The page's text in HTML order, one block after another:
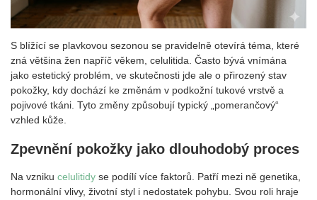
S blížící se plavkovou sezonou se pravidelně otevírá téma, které
zná většina žen napříč věkem, celulitida. Často bývá vnímána
jako estetický problém, ve skutečnosti jde ale o přirozený stav
pokožky, kdy dochází ke změnám v podkožní tukové vrstvě a
pojivové tkáni. Tyto změny způsobují typický „pomerančový“
vzhled kůže.
Zpevnění pokožky jako dlouhodobý proces
Na vzniku celulitidy se podílí více faktorů. Patří mezi ně genetika,
hormonální vlivy, životní styl i nedostatek pohybu. Svou roli hraje